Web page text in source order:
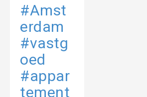
#Amst
erdam
#vastg
oed
#appar
tement